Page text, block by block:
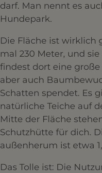
darf. Man nennt es
Hundepark.
Die Fläche ist wirklich
mal 230 Meter, und
findest dort eine große
aber auch
Schatten spendet. Es
natürliche Teiche auf
Mitte der Fläche
Schutzhütte für dich.
außenherum ist etwa
Das Tolle ist: Die